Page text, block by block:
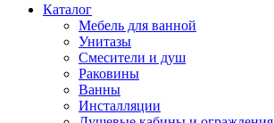
Каталог
Мебель для ванной
Унитазы
Смесители и душ
Раковины
Ванны
Инсталляции